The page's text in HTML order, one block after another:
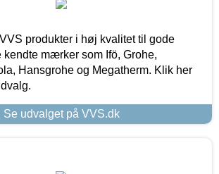
produkter i høj kvalitet til gode
kendte mærker som Ifö, Grohe,
Hansgrohe og Megatherm. Klik her
Se udvalget på VVS.dk